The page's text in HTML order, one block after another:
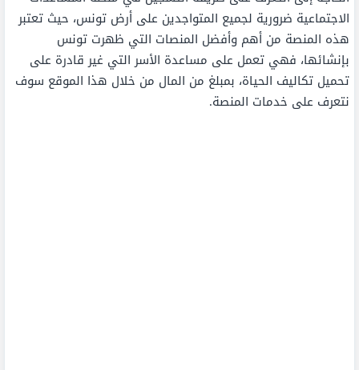
الاجتماعية ضرورية لجميع المتواجدين على أرض تونس، حيث تعتبر
هذه المنصة من أهم وأفضل المنصات التي ظهرت تونس
بإنشائها، فهي تعمل على مساعدة الأسر التي غير قادرة على
تحميل تكاليف الحياة، بمبلغ من المال من خلال هذا الموقع سوف
نتعرف على خدمات المنصة.